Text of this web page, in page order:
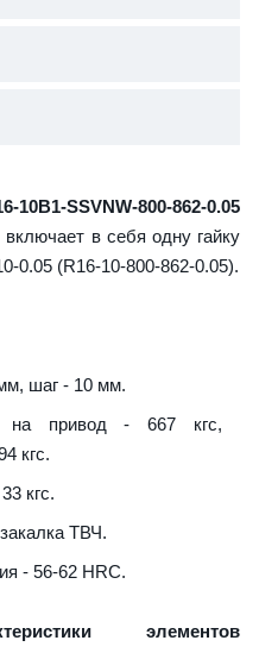
10B1-SSVNW-800-862-0.05
в себя одну гайку
0.05 (R16-10-800-862-0.05).
шаг - 10 мм.
на привод - 667 кгс,
кгс.
кгс.
ТВЧ.
- 56-62 HRC.
элементов